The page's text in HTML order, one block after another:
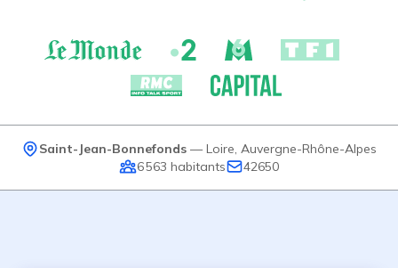
Saint-Jean-Bonnefonds — Loire Auvergne-Rhône-Alpes
6 563 habitants 42650